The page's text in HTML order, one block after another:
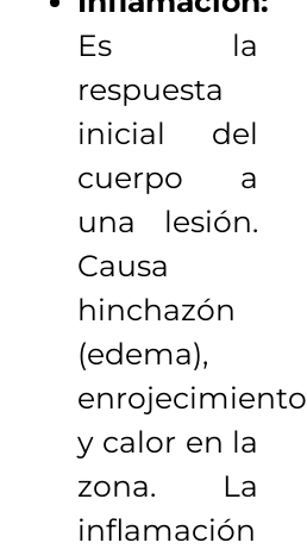
Es la
respuesta
inicial del
cuerpo a
una lesión.
Causa
hinchazón
(edema),
enrojecimiento
y calor en la
zona. La
inflamación